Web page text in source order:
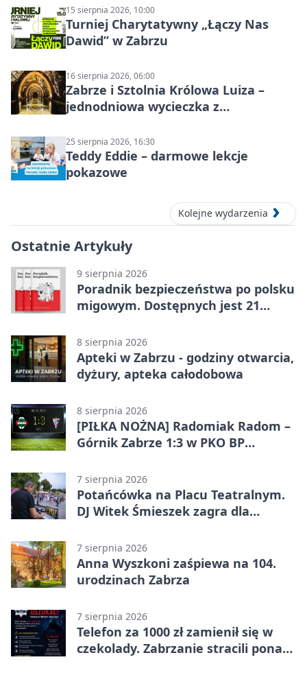
15 sierpnia 2026, 10:00
Turniej Charytatywny „Łączy Nas
Dawid” w Zabrzu
16 sierpnia 2026, 06:00
Zabrze i Sztolnia Królowa Luiza –
jednodniowa wycieczka z
miasta
25 sierpnia 2026, 16:30
Teddy Eddie – darmowe lekcje
pokazowe
Kolejne wydarzenia
Ostatnie Artykuły
9 sierpnia 2026
Poradnik bezpieczeństwa po polsku
migowym. Dostępnych jest 21
8 sierpnia 2026
Apteki w Zabrzu - godziny otwarcia,
dyżury, apteka całodobowa
8 sierpnia 2026
[PIŁKA NOŻNA] Radomiak Radom –
Górnik Zabrze 1:3 w PKO BP
Federico dał zabrzanom zwycięstwo
7 sierpnia 2026
Potańcówka na Placu Teatralnym.
DJ Witek Śmieszek zagra dla
7 sierpnia 2026
Anna Wyszkoni zaśpiewa na 104.
urodzinach Zabrza
7 sierpnia 2026
Telefon za 1000 zł zamienił się w
czekolady. Zabrzanie stracili ponad